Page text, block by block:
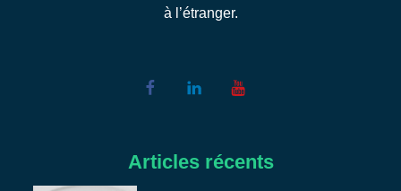
à l’étranger.
Articles récents